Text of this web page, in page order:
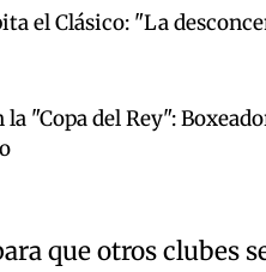
el Clásico: "La
"Copa del Rey":
que otros clubes